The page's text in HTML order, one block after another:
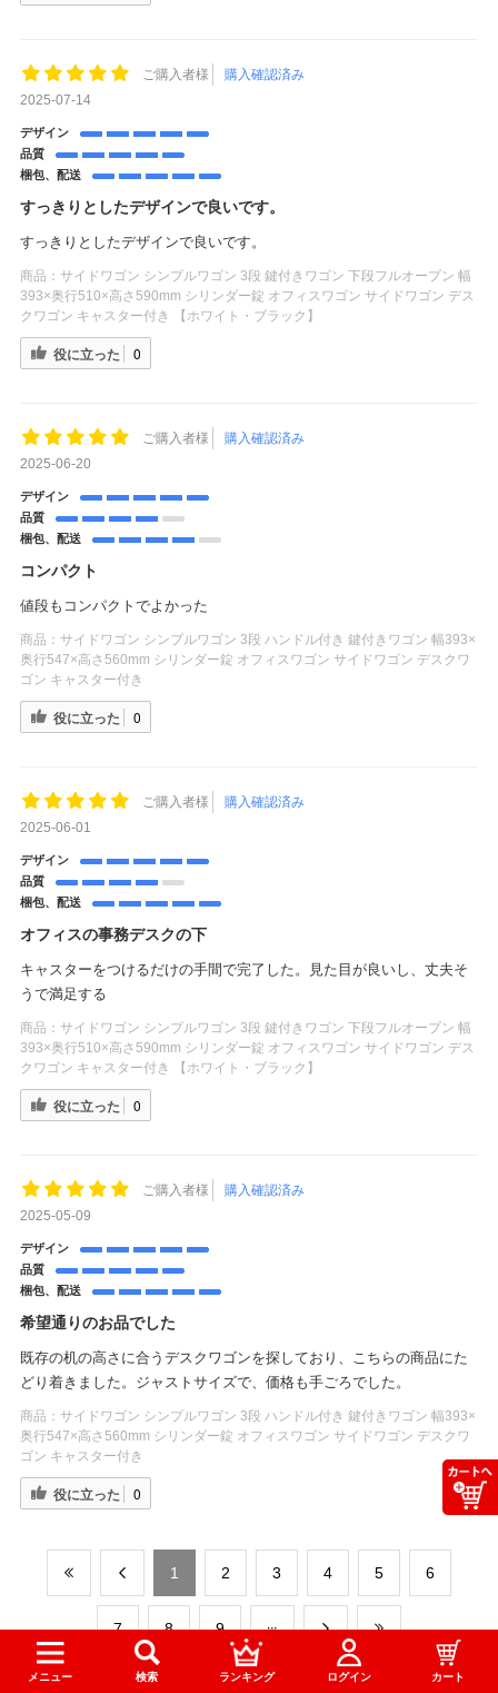
ご購入者様
購入確認済み
2025-07-14
デザイン
品質
梱包、配送
すっきりとしたデザインで良いです。
すっきりとしたデザインで良いです。
商品： サイドワゴン シンプルワゴン 3段 鍵付きワゴン 下段フルオープン 幅
393×奥行510×高さ590mm シリンダー錠 オフィスワゴン サイドワゴン デス
クワゴン キャスター付き 【ホワイト・ブラック】
役に立った 0
ご購入者様
購入確認済み
2025-06-20
デザイン
品質
梱包、配送
コンパクト
値段もコンパクトでよかった
商品： サイドワゴン シンプルワゴン 3段 ハンドル付き 鍵付きワゴン 幅393×
奥行547×高さ560mm シリンダー錠 オフィスワゴン サイドワゴン デスクワ
ゴン キャスター付き
役に立った 0
ご購入者様
購入確認済み
2025-06-01
デザイン
品質
梱包、配送
オフィスの事務デスクの下
キャスターをつけるだけの手間で完了した。見た目が良いし、丈夫そ
うで満足する
商品： サイドワゴン シンプルワゴン 3段 鍵付きワゴン 下段フルオープン 幅
393×奥行510×高さ590mm シリンダー錠 オフィスワゴン サイドワゴン デス
クワゴン キャスター付き 【ホワイト・ブラック】
役に立った 0
ご購入者様
購入確認済み
2025-05-09
デザイン
品質
梱包、配送
希望通りのお品でした
既存の机の高さに合うデスクワゴンを探しており、こちらの商品にた
どり着きました。ジャストサイズで、価格も手ごろでした。
商品： サイドワゴン シンプルワゴン 3段 ハンドル付き 鍵付きワゴン 幅393×
奥行547×高さ560mm シリンダー錠 オフィスワゴン サイドワゴン デスクワ
ゴン キャスター付き
役に立った 0
​1 ​2 ​3 ​4 ​5 ​6
​7 ​8 ​9
メニュー 検索 ランキング ログイン カート